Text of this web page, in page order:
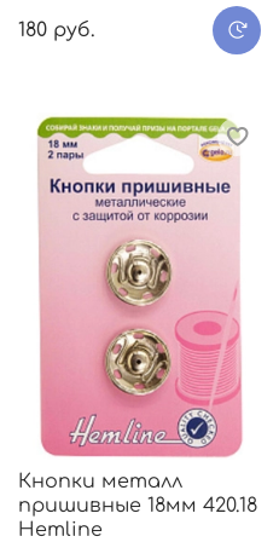
180 руб.
Кнопки металл
пришивные 18мм 420.18
Hemline